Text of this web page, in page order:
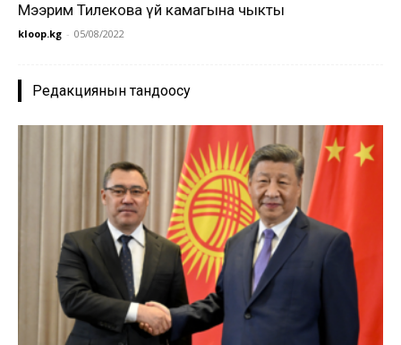
Мээрим Тилекова үй камагына чыкты
kloop.kg - 05/08/2022
Редакциянын тандоосу